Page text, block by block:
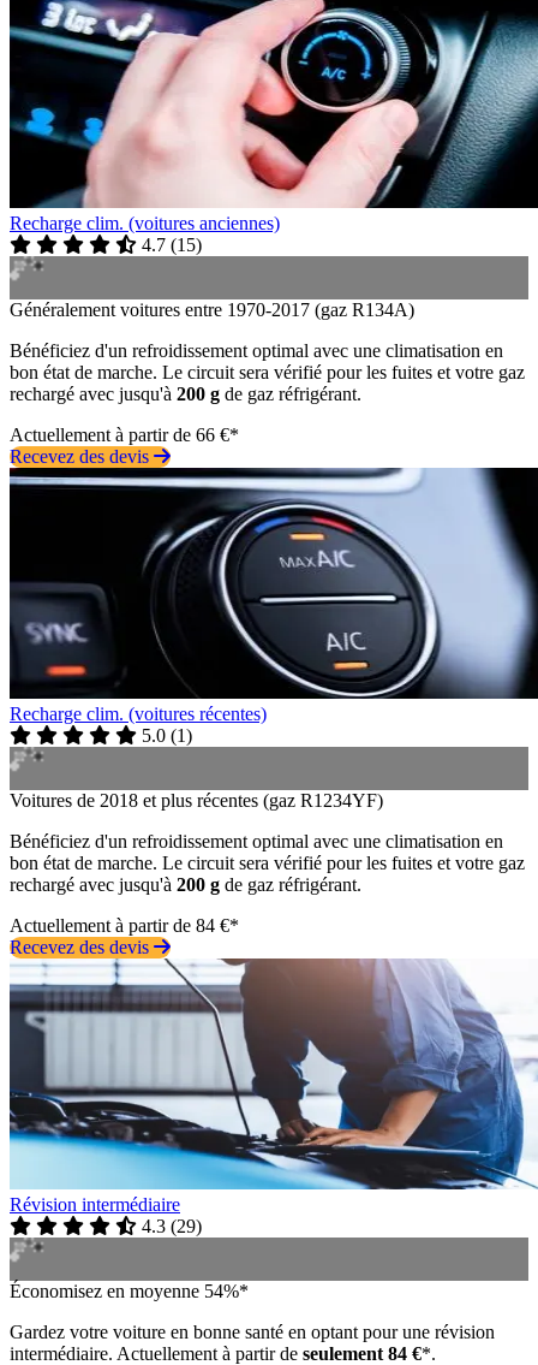
Recharge clim. (voitures anciennes)
4.7 (15)
Généralement voitures entre 1970-2017 (gaz R134A)
Bénéficiez d'un refroidissement optimal avec une climatisation en
bon état de marche. Le circuit sera vérifié pour les fuites et votre gaz
rechargé avec jusqu'à 200 g de gaz réfrigérant.
Actuellement à partir de 66 €*
Recevez des devis
Recharge clim. (voitures récentes)
5.0 (1)
Voitures de 2018 et plus récentes (gaz R1234YF)
Bénéficiez d'un refroidissement optimal avec une climatisation en
bon état de marche. Le circuit sera vérifié pour les fuites et votre gaz
rechargé avec jusqu'à 200 g de gaz réfrigérant.
Actuellement à partir de 84 €*
Recevez des devis
Révision intermédiaire
4.3 (29)
Économisez en moyenne 54%*
Gardez votre voiture en bonne santé en optant pour une révision
intermédiaire. Actuellement à partir de seulement 84 €*.